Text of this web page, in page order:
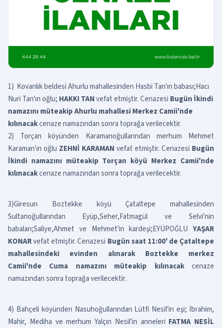
1) Kovanlık beldesi Ahurlu mahallesinden Hasbi Tan'ın babası;Hacı
Nuri Tan'ın oğlu; HAKKI TANvefat etmiştir. Cenazesi Bugün İkindi
namazını müteakip Ahurlu mahallesi Merkez Camii'nde
kılınacakcenaze namazından sonra toprağa verilecektir.
2) Torçan köyünden Karamanoğullarından merhum Mehmet
Karaman'ın oğlu ZEHNİ KARAMAN vefat etmiştir. Cenazesi Bugün
İkindi namazını müteakip Torçan köyü Merkez Camii'nde
kılınacakcenaze namazından sonra toprağa verilecektir.
3)Giresun Boztekke köyü Çataltepe mahallesinden
Sultanoğullarından Eyüp,Seher,Fatmagül ve Selvi'nin
babaları;Saliye,Ahmet ve Mehmet'in kardeşi;EYÜPOĞLU YAŞAR
KONARvefat etmiştir. Cenazesi Bugün saat 11:00' de Çataltepe
mahallesindeki evinden alınarak Boztekke merkez
Camii'nde Cuma namazını müteakip kılınacakcenaze
namazından sonra toprağa verilecektir.
4) Bahçeli köyünden Nasuhoğullarından Lütfi Nesil'in eşi; İbrahim,
Mahir, Mediha ve merhum Yalçın Nesil'in anneleri FATMA NESİL